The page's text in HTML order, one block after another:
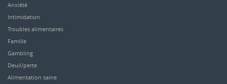
Anxiété
Intimidation
Troubles alimentaires
Famille
Gambling
Deuil/perte
Alimentation saine